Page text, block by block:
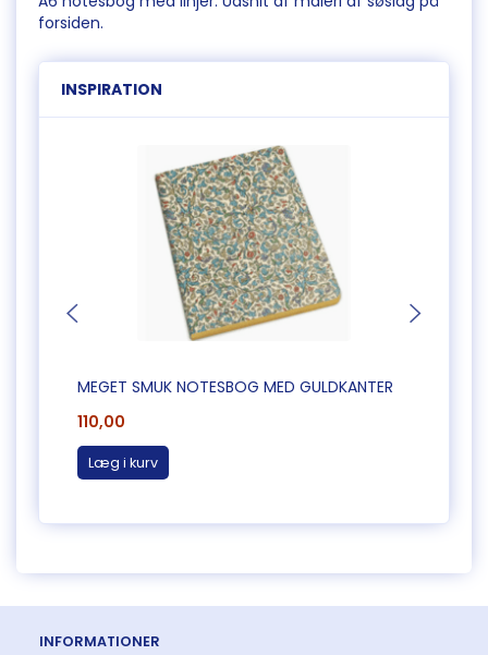
forsiden.
INSPIRATION
MEGET SMUK NOTESBOG MED GULDKANTER
110,00
Læg i kurv
INFORMATIONER